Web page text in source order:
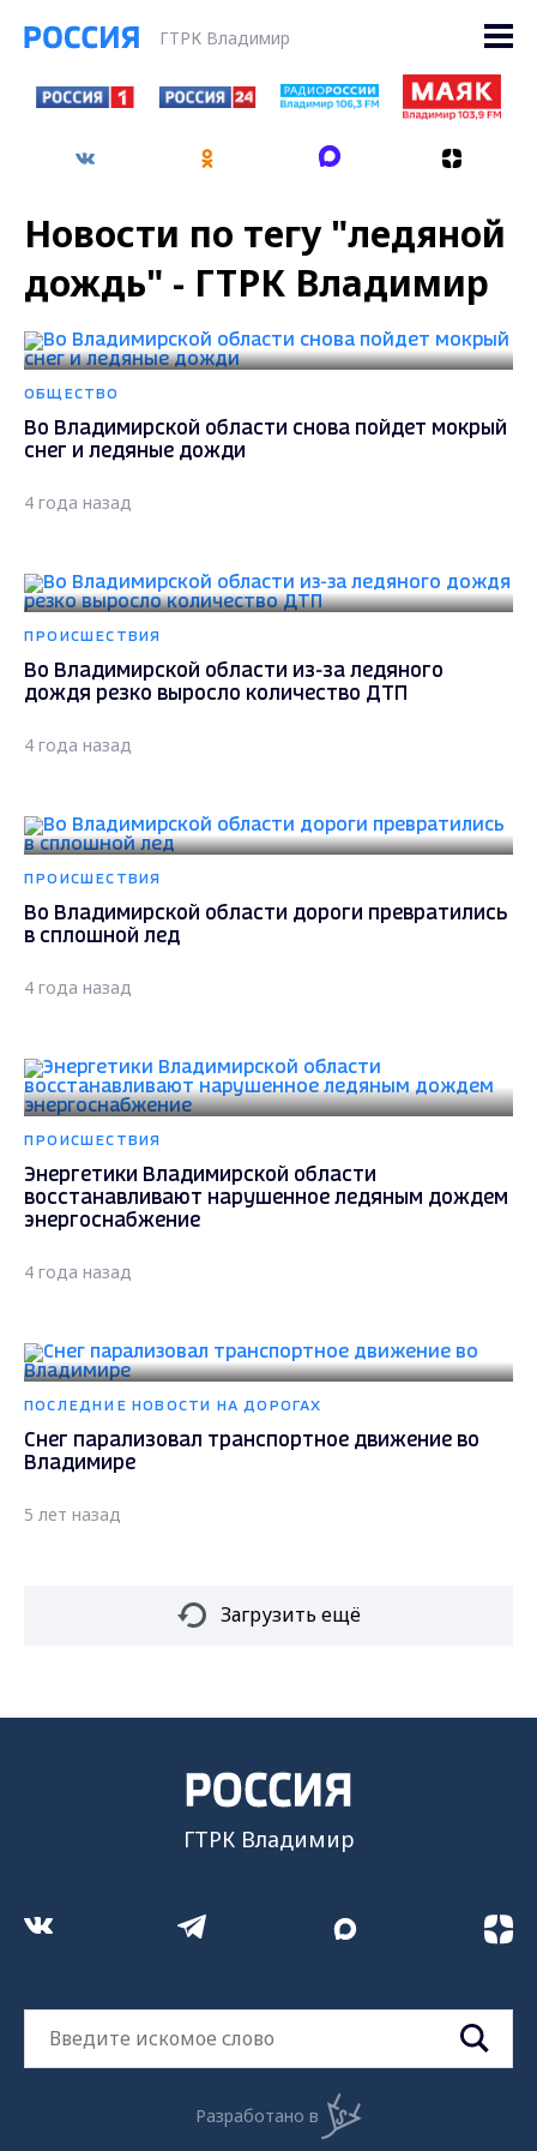
ГТРК Владимир
Новости по тегу "ледяной
дождь" - ГТРК Владимир
ОБЩЕСТВО
Во Владимирской области снова пойдет мокрый
снег и ледяные дожди
4 года назад
ПРОИСШЕСТВИЯ
Во Владимирской области из-за ледяного
дождя резко выросло количество ДТП
4 года назад
ПРОИСШЕСТВИЯ
Во Владимирской области дороги превратились
в сплошной лед
4 года назад
ПРОИСШЕСТВИЯ
Энергетики Владимирской области
восстанавливают нарушенное ледяным дождем
энергоснабжение
4 года назад
ПОСЛЕДНИЕ НОВОСТИ НА ДОРОГАХ
Снег парализовал транспортное движение во
Владимире
5 лет назад
Загрузить ещё
ГТРК Владимир
Разработано в